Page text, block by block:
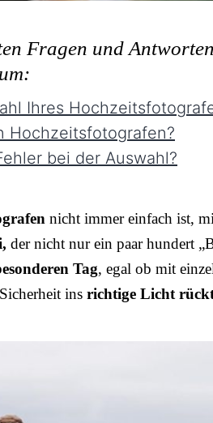
Fragen und
um:
Ihres
Hochzeitsfotografen?
bei der Auswahl?
nicht immer einfach ist,
der nicht nur ein paar hundert
Tag, egal ob mit
ins richtige Licht